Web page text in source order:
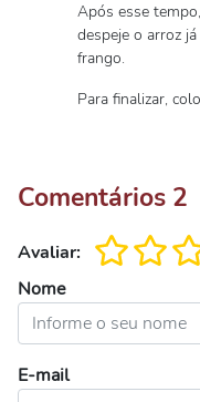
Após esse
despeje o arroz
frango.
Para finalizar,
Comentários 2
Avaliar:
Nome
E-mail